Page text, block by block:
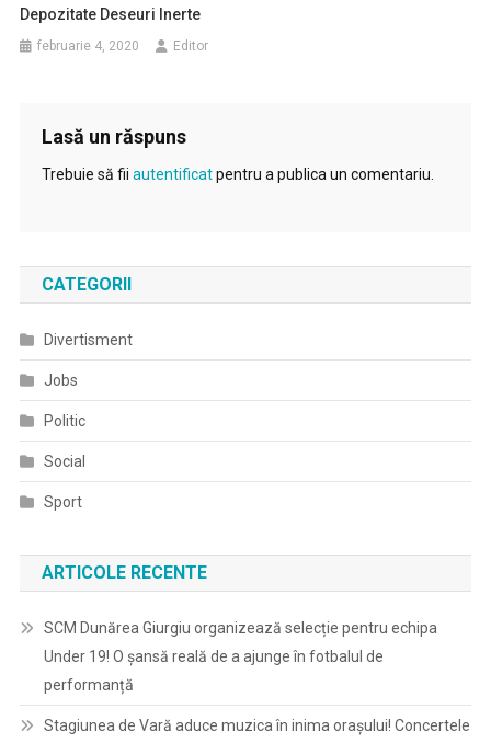
Depozitate Deseuri Inerte
februarie 4, 2020 Editor
Lasă un răspuns
Trebuie să fii autentificatpentru a publica un comentariu.
CATEGORII
Divertisment
Jobs
Politic
Social
Sport
ARTICOLE RECENTE
SCM Dunărea Giurgiu organizează selecție pentru echipa
Under 19! O șansă reală de a ajunge în fotbalul de
performanță
Stagiunea de Vară aduce muzica în inima orașului! Concertele